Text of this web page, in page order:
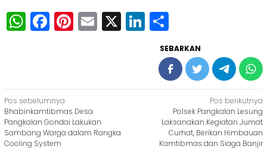
WhatsApp
Facebook
Pinterest
Email
X LinkedIn
SEBARKAN
Navigasi
pos
Pos sebelumnya
Bhabinkamtibmas Desa
Pangkalan Gondai Lakukan
Sambang Warga dalam Rangka
Cooling System
Pos berikutnya
Polsek Pangkalan Lesung
Laksanakan Kegiatan Jumat
Curhat, Berikan Himbauan
Kamtibmas dan Siaga Banjir